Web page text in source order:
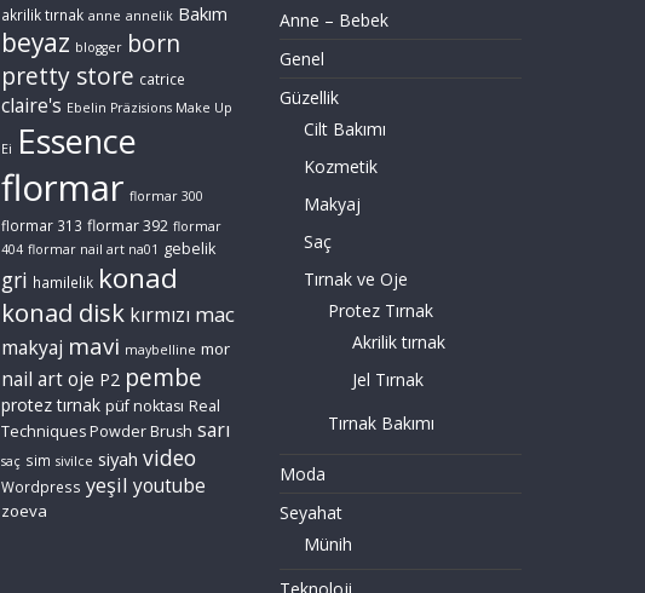
akrilik tırnak anne annelik Bakım
beyaz blogger born
pretty store catrice
claire's Ebelin Präzisions Make Up
Ei Essence
flormar flormar 300
flormar 313 flormar 392 flormar
404 flormar nail art na01 gebelik
gri hamilelik konad
konad disk kırmızı mac
makyaj mavi maybelline mor
nail artoje P2 pembe
protez tırnak püf noktası Real
Techniques Powder Brush sarı
saç sim sivilce siyah video
Wordpress yeşil youtube
zoeva
Anne – Bebek
Genel
Güzellik
Cilt Bakımı
Kozmetik
Makyaj
Saç
Tırnak ve Oje
Protez Tırnak
Akrilik tırnak
Jel Tırnak
Tırnak Bakımı
Moda
Seyahat
Münih